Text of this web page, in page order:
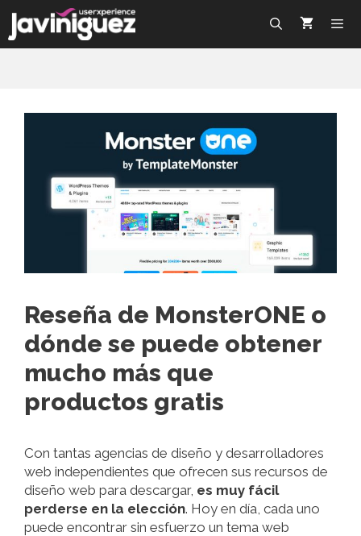
Reseña de MonsterONE o
dónde se puede obtener
mucho más que
productos gratis
Con tantas agencias de diseño y desarrolladores
web independientes que ofrecen sus recursos de
diseño web para descargar, es muy fácil
perderse en la elección. Hoy en día, cada uno
puede encontrar sin esfuerzo un tema web